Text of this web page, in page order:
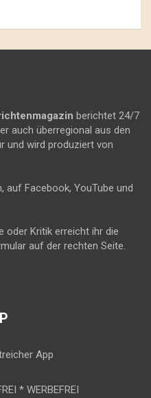
berichtet 24/7
auch überregional aus den
und wird produziert von
auf Facebook, YouTube und
oder Kritik erreicht ihr die
auf der rechten Seite.
* WERBEFREI